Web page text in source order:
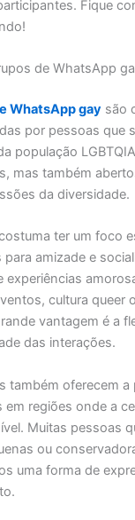
Fique
de WhatsApp
WhatsApp gaysão
por pessoas que
população
mas também
da diversidade.
ter um foco
amizade e
experiências
cultura queer
vantagem é a
das interações.
também oferecem a
em regiões onde a
Muitas pessoas
ou
uma forma de